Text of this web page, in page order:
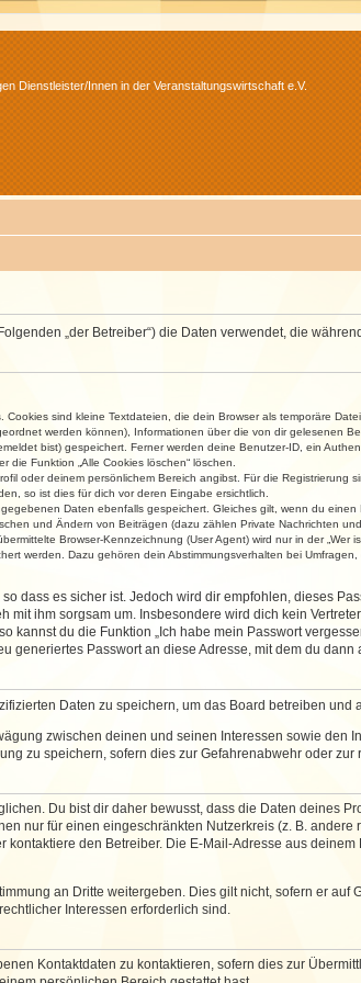
Dienstleister/Innen in der Veranstaltungswirtschaft e.V.
„der Betreiber“) die Daten verwendet, die
sind kleine Textdateien, die dein Browser als temporäre
werden können), Informationen über die von dir gelesenen
bist) gespeichert. Ferner werden deine Benutzer-ID, ein
die Funktion „Alle Cookies löschen“ löschen.
oder deinem persönlichem Bereich angibst. Für die
so ist dies für dich vor deren Eingabe ersichtlich.
Daten ebenfalls gespeichert. Gleiches gilt, wenn du
und Ändern von Beiträgen (dazu zählen Private Nachrichten
Browser-Kennzeichnung (User Agent) wird nur in der
werden. Dazu gehören dein Abstimmungsverhalten bei
dass es sicher ist. Jedoch wird dir empfohlen, dieses
mit ihm sorgsam um. Insbesondere wird dich kein
kannst du die Funktion „Ich habe mein Passwort
Passwort an diese Adresse, mit dem du dann
Daten zu speichern, um das Board betreiben und
zwischen deinen und seinen Interessen sowie den
zu speichern, sofern dies zur Gefahrenabwehr oder
Du bist dir daher bewusst, dass die Daten deines
nur für einen eingeschränkten Nutzerkreis (z. B.
den Betreiber. Die E-Mail-Adresse aus
an Dritte weitergeben. Dies gilt nicht, sofern er auf
Interessen erforderlich sind.
Kontaktdaten zu kontaktieren, sofern dies zur